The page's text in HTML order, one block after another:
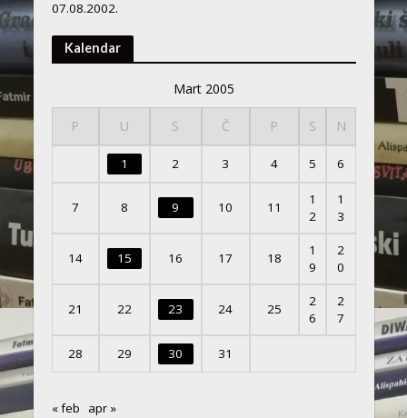
07.08.2002.
Kalendar
Mart 2005
P U S Č P S N
1 2 3 4 5 6
7 8 9 10 11
1
2
1
3
14 15 16 17 18
1
9
2
0
21 22 23 24 25
2
6
2
7
28 29 30 31
« feb apr »